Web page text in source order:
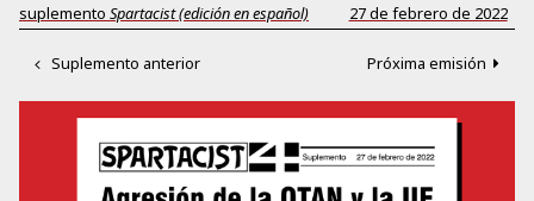
suplemento Spartacist (edición en español) 27 de febrero de 2022
Suplemento anterior Próxima emisión